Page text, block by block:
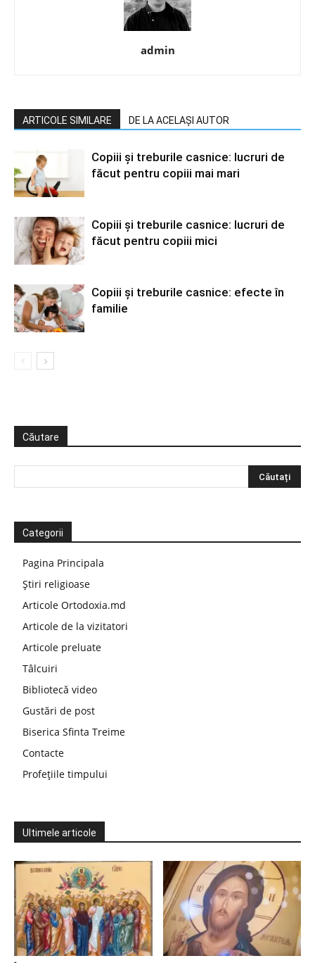
admin
ARTICOLE SIMILARE DE LA ACELAȘI AUTOR
Copiii și treburile casnice: lucruri de
făcut pentru copiii mai mari
Copiii și treburile casnice: lucruri de
făcut pentru copiii mici
Copiii și treburile casnice: efecte în
familie
Căutare
Categorii
Pagina Principala
Știri religioase
Articole Ortodoxia.md
Articole de la vizitatori
Articole preluate
Tâlcuiri
Bibliotecă video
Gustări de post
Biserica Sfinta Treime
Contacte
Profețiile timpului
Ultimele articole